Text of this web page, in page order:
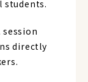
session
directly